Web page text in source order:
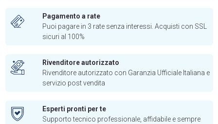
Pagamento a rate
Puoi pagare in 3 rate senza interessi. Acquisti con SSL
sicuri al 100%
Rivenditore autorizzato
Rivenditore autorizzato con Garanzia Ufficiale Italiana e
servizio post vendita
Esperti pronti per te
Supporto tecnico professionale, affidabile e sempre